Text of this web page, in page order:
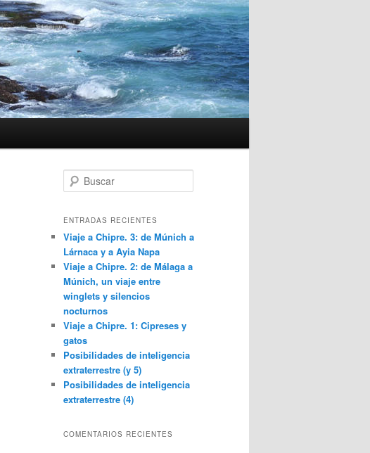
u
c
r
ENTRADAS RECIENTES
Viaje a Chipre. 3: de Múnich a
Lárnaca y a Ayia Napa
Viaje a Chipre. 2: de Málaga a
Múnich, un viaje entre
winglets y silencios
nocturnos
Viaje a Chipre. 1: Cipreses y
gatos
Posibilidades de inteligencia
extraterrestre (y 5)
Posibilidades de inteligencia
extraterrestre (4)
COMENTARIOS RECIENTES